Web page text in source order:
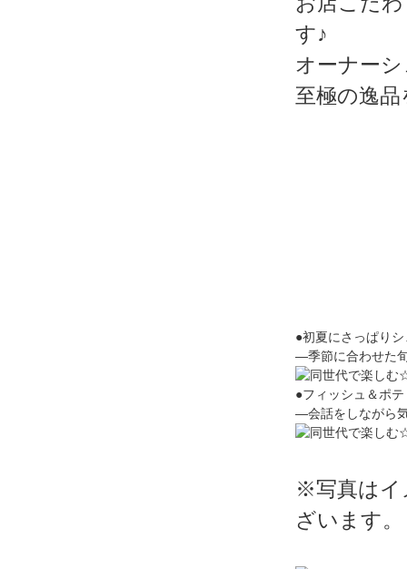
す♪
オーナー
至極の逸
●初夏にさっぱり
―季節に合わせた
●フィッシュ＆ポテ
―会話をしながら
※写真はイ
ざいます。